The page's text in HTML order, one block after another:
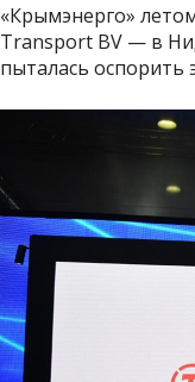
«Крымэнерго»
Transport BV — в
пыталась оспорить